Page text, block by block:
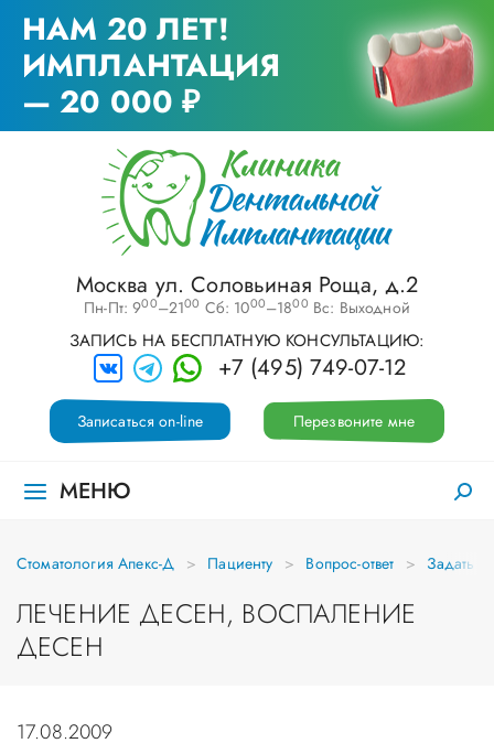
НАМ 20 ЛЕТ!
ИМПЛАНТАЦИЯ
— 20 000 ₽
Москва ул. Соловьиная Роща, д.2
Пн-Пт: 900–2100 Сб: 1000–1800 Вс: Выходной
ЗАПИСЬ НА БЕСПЛАТНУЮ КОНСУЛЬТАЦИЮ:
+7 (495) 749-07-12
Перезвоните мне
Записаться on-line
МЕНЮ
Стоматология Апекс-Д Пациенту Вопрос-ответ Задать
ЛЕЧЕНИЕ ДЕСЕН, ВОСПАЛЕНИЕ
ДЕСЕН
17.08.2009